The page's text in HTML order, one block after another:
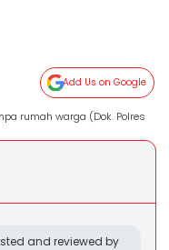
Add Us on Google
rumah warga (Dok. Polres
and reviewed by